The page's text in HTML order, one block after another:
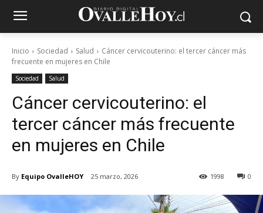
Inicio Sociedad Salud
Cáncer cervicouterino: el tercer cáncer más
frecuente en mujeres en Chile
Sociedad Salud
Cáncer cervicouterino: el
tercer cáncer más frecuente
en mujeres en Chile
By Equipo OvalleHOY 25 marzo, 2026 0
1998